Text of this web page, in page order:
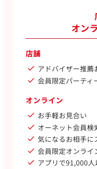
オン
店舗
アドバイザー推薦
会員限定パーティ
オンライン
お手軽お見合い
オーネット会員検
気になるお相手に
会員限定オンライ
アプリで91,000人